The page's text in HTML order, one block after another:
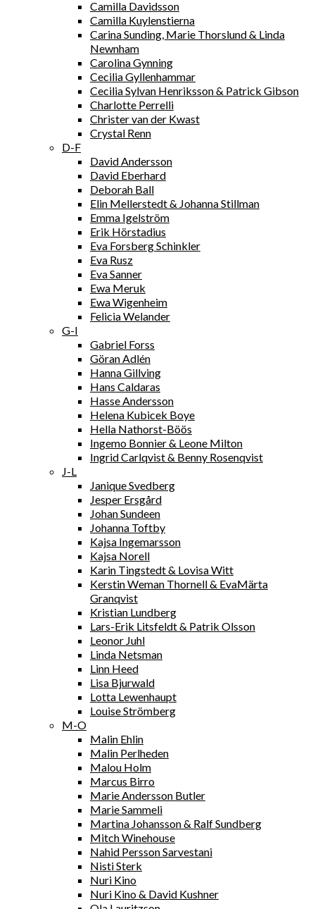
Camilla Davidsson
Camilla Kuylenstierna
Carina Sunding, Marie Thorslund & Linda
Newnham
Carolina Gynning
Cecilia Gyllenhammar
Cecilia Sylvan Henriksson & Patrick Gibson
Charlotte Perrelli
Christer van der Kwast
Crystal Renn
D-F
David Andersson
David Eberhard
Deborah Ball
Elin Mellerstedt & Johanna Stillman
Emma Igelström
Erik Hörstadius
Eva Forsberg Schinkler
Eva Rusz
Eva Sanner
Ewa Meruk
Ewa Wigenheim
Felicia Welander
G-I
Gabriel Forss
Göran Adlén
Hanna Gillving
Hans Caldaras
Hasse Andersson
Helena Kubicek Boye
Hella Nathorst-Böös
Ingemo Bonnier & Leone Milton
Ingrid Carlqvist & Benny Rosenqvist
J-L
Janique Svedberg
Jesper Ersgård
Johan Sundeen
Johanna Toftby
Kajsa Ingemarsson
Kajsa Norell
Karin Tingstedt & Lovisa Witt
Kerstin Weman Thornell & EvaMärta
Granqvist
Kristian Lundberg
Lars-Erik Litsfeldt & Patrik Olsson
Leonor Juhl
Linda Netsman
Linn Heed
Lisa Bjurwald
Lotta Lewenhaupt
Louise Strömberg
M-O
Malin Ehlin
Malin Perlheden
Malou Holm
Marcus Birro
Marie Andersson Butler
Marie Sammeli
Martina Johansson & Ralf Sundberg
Mitch Winehouse
Nahid Persson Sarvestani
Nisti Sterk
Nuri Kino
Nuri Kino & David Kushner